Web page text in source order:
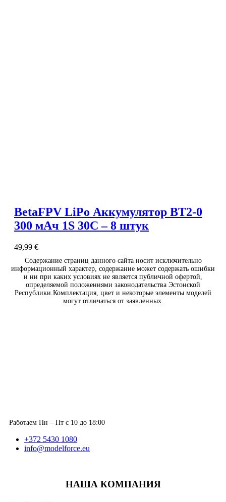
BetaFPV LiPo Аккумулятор BT2-0
300 мАч 1S 30C – 8 штук
49,99 €
Содержание страниц данного сайта носит исключительно
информационный характер, содержание может содержать ошибки
и ни при каких условиях не является публичной офертой,
определяемой положениями законодательства Эстонской
Республики.Комплектация, цвет и некоторые элементы моделей
могут отличаться от заявленных.
Работаем Пн – Пт с 10 до 18:00
+372 5430 1080
info@modelforce.eu
НАША КОМПАНИЯ